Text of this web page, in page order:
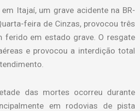
Itajaí, um grave acidente na BR-
feira de Cinzas, provocou três
ferido em estado grave. O resgate
e provocou a interdição total
das mortes ocorreu durante
em rodovias de pista